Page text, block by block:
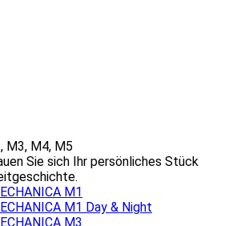
M3, M4, M5
Sie sich Ihr persönliches Stück
M1
M1 Day & Night
M3